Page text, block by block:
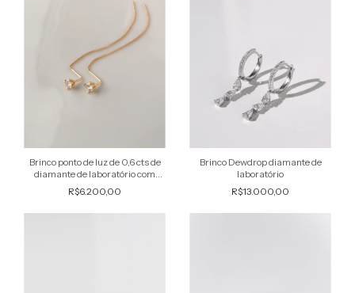
Brinco ponto de luz de 0,6 cts de
diamante de laboratório com
extensor
R$6.200,00
Brinco Dewdrop diamante de
laboratório
R$13.000,00